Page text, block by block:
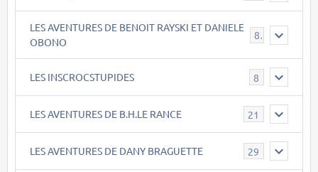
LES AVENTURES DE BENOIT RAYSKI ET DANIELE
OBONO
8
LES INSCROCSTUPIDES 8
LES AVENTURES DE B.H.LE RANCE 21
LES AVENTURES DE DANY BRAGUETTE 29